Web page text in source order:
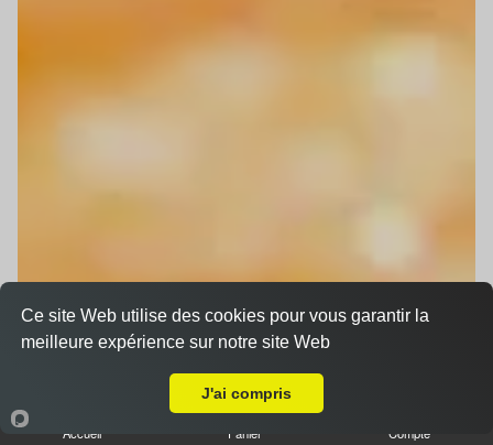
Accueil Panier Compte
Ce site Web utilise des cookies pour vous garantir la
meilleure expérience sur notre site Web
J'ai compris